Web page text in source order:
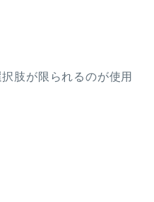
肢が限られるのが使用